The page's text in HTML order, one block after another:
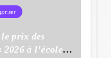
prix des
à l’école